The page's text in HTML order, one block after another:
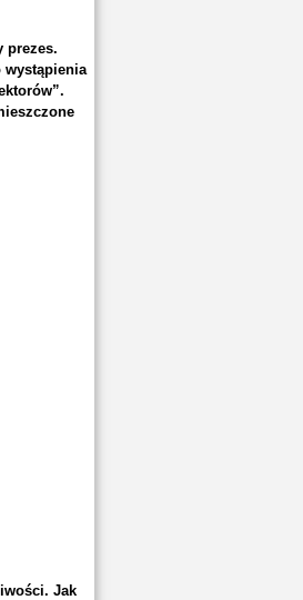
prezes.
wystąpienia
Jak